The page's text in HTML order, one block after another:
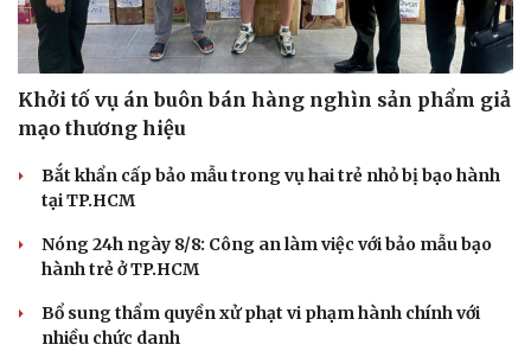
Khởi tố vụ án buôn bán hàng nghìn sản phẩm giả
mạo thương hiệu
Bắt khẩn cấp bảo mẫu trong vụ hai trẻ nhỏ bị bạo hành
tại TP.HCM
Nóng 24h ngày 8/8: Công an làm việc với bảo mẫu bạo
hành trẻ ở TP.HCM
Bổ sung thẩm quyền xử phạt vi phạm hành chính với
nhiều chức danh